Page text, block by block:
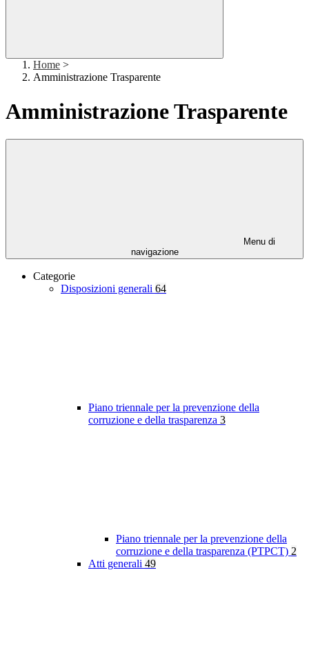
Home >
Amministrazione Trasparente
Amministrazione Trasparente
Menu di
navigazione
Categorie
Disposizioni generali 64
Piano triennale per la prevenzione della
corruzione e della trasparenza 3
Piano triennale per la prevenzione della
corruzione e della trasparenza (PTPCT) 2
Atti generali 49